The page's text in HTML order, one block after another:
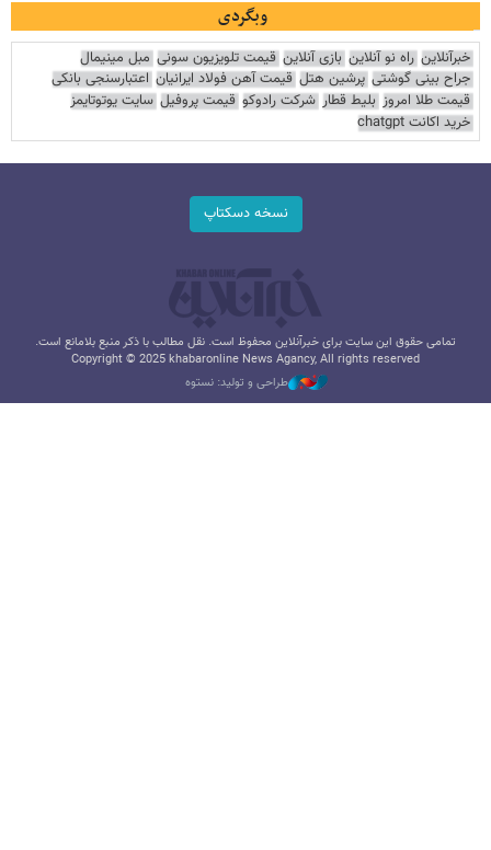
وبگردی
خبرآنلاین راه نو آنلاین بازی آنلاین قیمت تلویزیون سونی مبل مینیمال
جراح بینی گوشتی پرشین هتل قیمت آهن فولاد ایرانیان اعتبارسنجی بانکی
قیمت طلا امروز بلیط قطار شرکت رادوکو قیمت پروفیل سایت یوتوتایمز
خرید اکانت chatgpt
نسخه دسکتاپ
تمامی حقوق این سایت برای خبرآنلاین محفوظ است. نقل مطالب با ذکر منبع بلامانع است.
Copyright © 2025 khabaronline News Agancy, All rights reserved
طراحی و تولید: نستوه